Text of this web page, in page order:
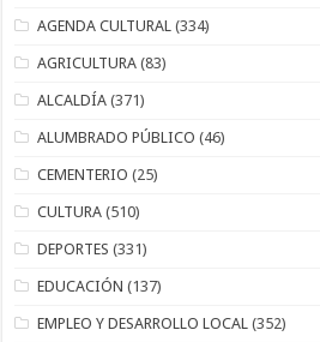
AGENDA CULTURAL (334)
AGRICULTURA (83)
ALCALDÍA (371)
ALUMBRADO PÚBLICO (46)
CEMENTERIO (25)
CULTURA (510)
DEPORTES (331)
EDUCACIÓN (137)
EMPLEO Y DESARROLLO LOCAL (352)